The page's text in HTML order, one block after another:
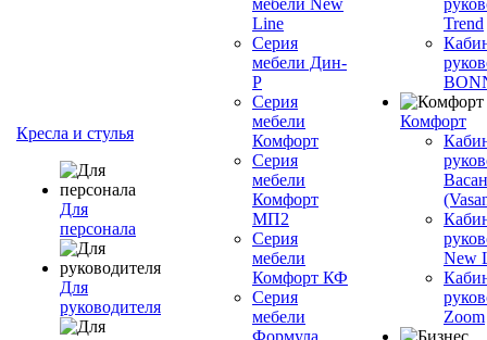
Кресла и стулья
Для
персонала
Для
руководителя
мебели New
Line
Серия
мебели Дин-
Р
Серия
мебели
Комфорт
Серия
мебели
Комфорт
МП2
Серия
мебели
Комфорт КФ
Серия
мебели
Формула
Trend
Комфорт
New
Zoom